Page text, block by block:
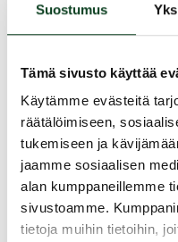
Suostumus
Tämä sivusto käyttää
Käytämme evästeitä
räätälöimiseen,
tukemiseen ja
jaamme sosiaalisen
alan kumppaneillemme
sivustoamme.
tietoja muihin tietoihin,
perustekniikkaa.
valmiudet
valmiuden
hyväksytysti.
Jaa kurssi kaverille
Siirry takaisin